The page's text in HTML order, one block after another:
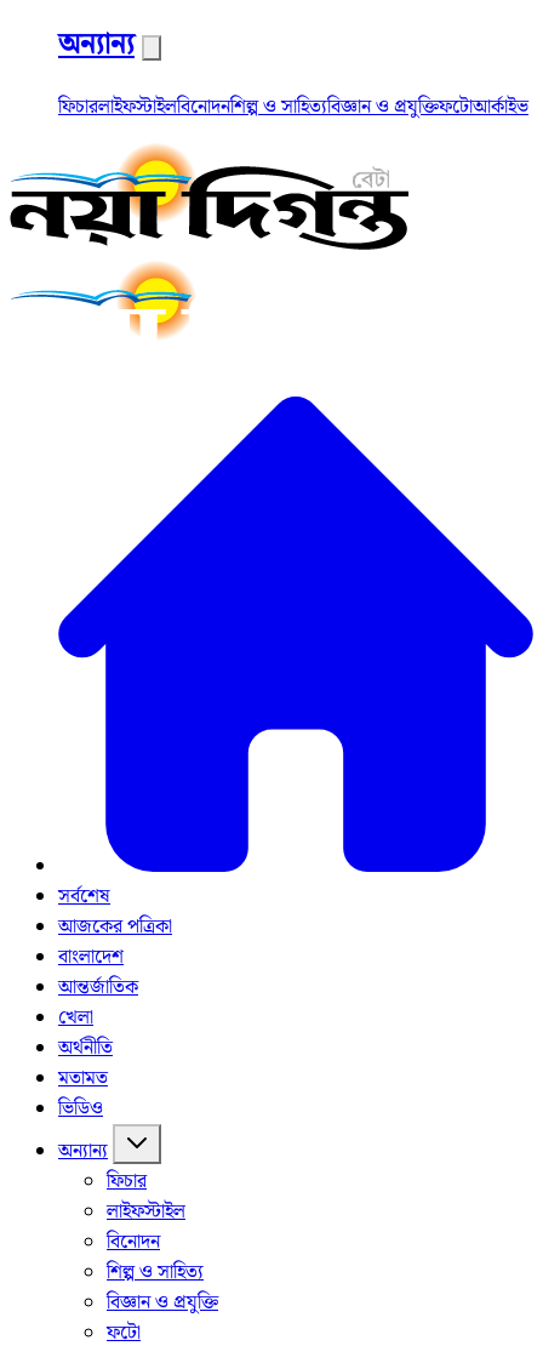
অন্যান্য
ফিচারলাইফস্টাইলবিনোদনশিল্প ও সাহিত্যবিজ্ঞান ও প্রযুক্তিফটোআর্কাইভ
সর্বশেষ
আজকের পত্রিকা
বাংলাদেশ
আন্তর্জাতিক
খেলা
অর্থনীতি
মতামত
ভিডিও
অন্যান্য
ফিচার
লাইফস্টাইল
বিনোদন
শিল্প ও সাহিত্য
বিজ্ঞান ও প্রযুক্তি
ফটো